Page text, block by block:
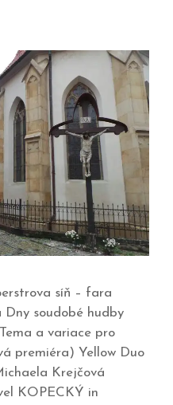
síň – fara
Dny soudobé hudby
a variace pro
premiéra) Yellow Duo
Krejčová
KOPECKÝ in